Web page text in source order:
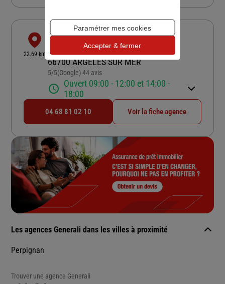
22.69 km
ARGELES SUR MER
2 AVE DES FLAMANTS ROSES
66700 ARGELES SUR MER
5/5Note de 5 sur 5
(Google) 44 avis
Ouvert 09:00 - 12:00 et 14:00 -
18:00
04 68 81 02 10 Voir la fiche agence
Les agences Generali dans les villes à proximité
Perpignan
Trouver une agence Generali
Paramétrer mes cookies
Accepter & fermer